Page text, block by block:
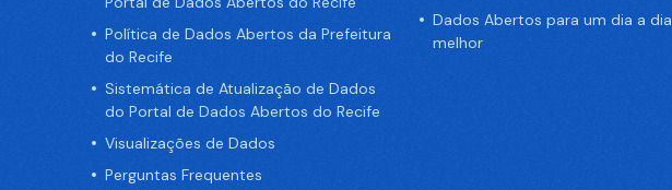
Política de Dados Abertos da Prefeitura
do Recife
Sistemática de Atualização de Dados
do Portal de Dados Abertos do Recife
Visualizações de Dados
Perguntas Frequentes
Dados Abertos para um dia a dia
melhor